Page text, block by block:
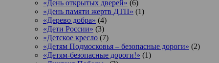
«День открытых дверей» (6)
«День памяти жертв ДТП» (1)
«Дерево добра» (4)
«Дети России» (3)
«Детское кресло (7)
«Детям Подмосковья – безопасные дороги» (2)
«Детям-безопасные дороги!» (1)